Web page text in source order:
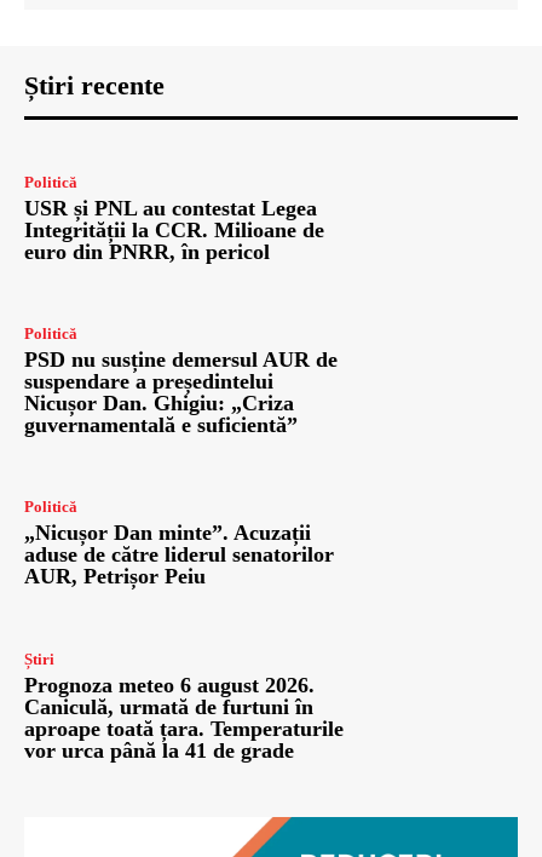
Știri recente
Politică
USR și PNL au contestat Legea
Integrității la CCR. Milioane de
euro din PNRR, în pericol
Politică
PSD nu susține demersul AUR de
suspendare a președintelui
Nicușor Dan. Ghigiu: „Criza
guvernamentală e suficientă”
Politică
„Nicușor Dan minte”. Acuzații
aduse de către liderul senatorilor
AUR, Petrișor Peiu
Știri
Prognoza meteo 6 august 2026.
Caniculă, urmată de furtuni în
aproape toată țara. Temperaturile
vor urca până la 41 de grade